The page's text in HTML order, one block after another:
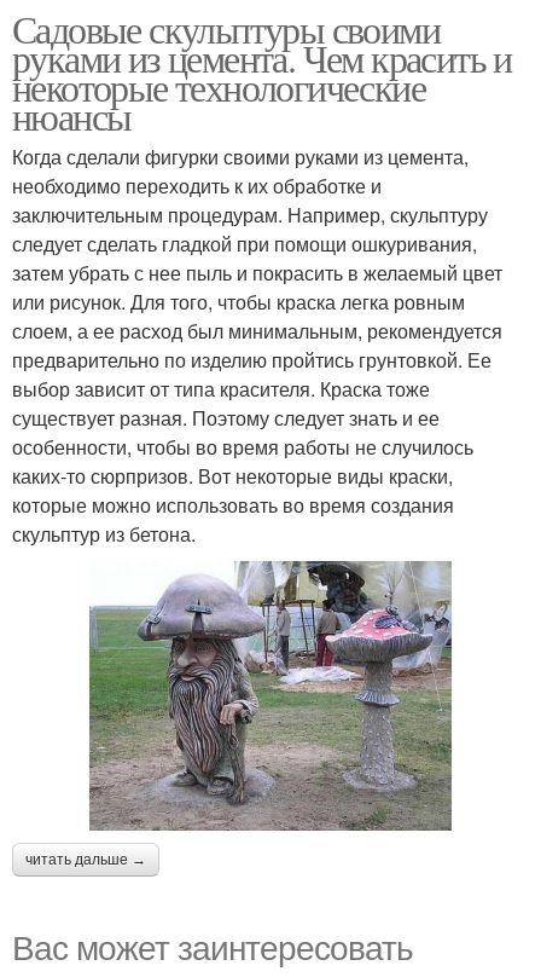
Садовые скульптуры своими
руками из цемента. Чем красить и
некоторые технологические
нюансы
Когда сделали фигурки своими руками из цемента,
необходимо переходить к их обработке и
заключительным процедурам. Например, скульптуру
следует сделать гладкой при помощи ошкуривания,
затем убрать с нее пыль и покрасить в желаемый цвет
или рисунок. Для того, чтобы краска легка ровным
слоем, а ее расход был минимальным, рекомендуется
предварительно по изделию пройтись грунтовкой. Ее
выбор зависит от типа красителя. Краска тоже
существует разная. Поэтому следует знать и ее
особенности, чтобы во время работы не случилось
каких-то сюрпризов. Вот некоторые виды краски,
которые можно использовать во время создания
скульптур из бетона.
читать дальше →
Вас может заинтересовать